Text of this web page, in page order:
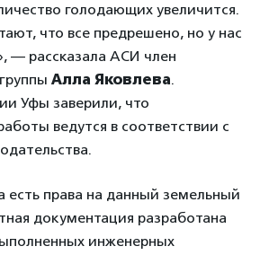
голодающих увеличится.
что все предрешено, но у нас
— рассказала АСИ член
Алла Яковлева.
Уфы заверили, что
ведутся в соответствии с
есть права на данный земельный
документация разработана
инженерных